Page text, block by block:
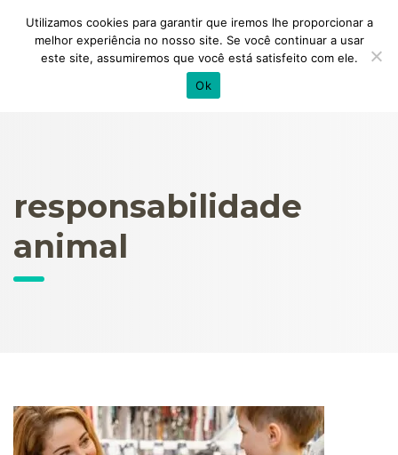
responsabilidade
animal
Utilizamos cookies para garantir que iremos lhe proporcionar a
melhor experiência no nosso site. Se você continuar a usar
este site, assumiremos que você está satisfeito com ele.
Ok